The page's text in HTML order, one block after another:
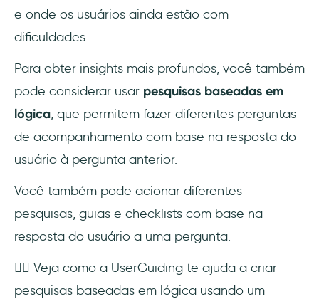
e onde os usuários ainda estão com
dificuldades.
Para obter insights mais profundos, você também
pode considerar usar pesquisas baseadas em
lógica, que permitem fazer diferentes perguntas
de acompanhamento com base na resposta do
usuário à pergunta anterior.
Você também pode acionar diferentes
pesquisas, guias e checklists com base na
resposta do usuário a uma pergunta.
👇🏻 Veja como a UserGuiding te ajuda a criar
pesquisas baseadas em lógica usando um